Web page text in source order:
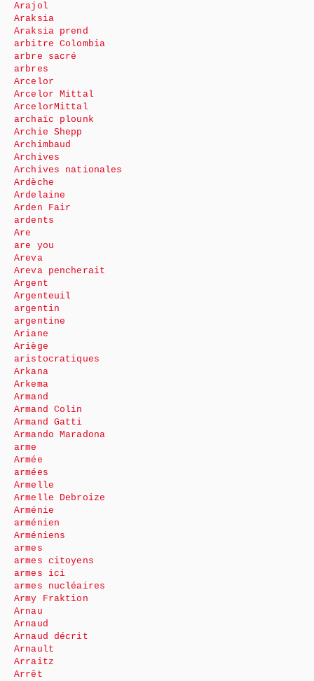
Arajol
Araksia
Araksia prend
arbitre Colombia
arbre sacré
arbres
Arcelor
Arcelor Mittal
ArcelorMittal
archaïc plounk
Archie Shepp
Archimbaud
Archives
Archives nationales
Ardèche
Ardelaine
Arden Fair
ardents
Are
are you
Areva
Areva pencherait
Argent
Argenteuil
argentin
argentine
Ariane
Ariège
aristocratiques
Arkana
Arkema
Armand
Armand Colin
Armand Gatti
Armando Maradona
arme
Armée
armées
Armelle
Armelle Debroize
Arménie
arménien
Arméniens
armes
armes citoyens
armes ici
armes nucléaires
Army Fraktion
Arnau
Arnaud
Arnaud décrit
Arnault
Arraitz
Arrêt